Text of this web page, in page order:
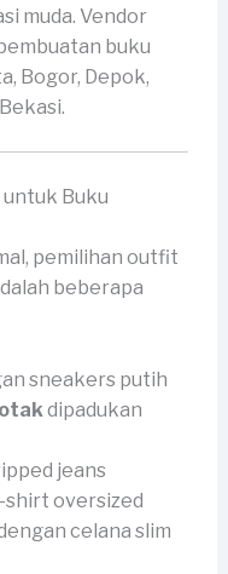
muda. Vendor
buku
Bogor, Depok,
Buku
pemilihan outfit
beberapa
sneakers putih
dipadukan
jeans
oversized
celana slim